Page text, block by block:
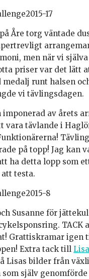
Åre torg väntade
men när vi
priser var det lätt
medalj runt halsen
vi tävlingsdagen.
imponerad av årets
vara tävlande i
på topp! Jag kan
ha detta lopp som
testa.
Susanne för
TACK
Grattiskramar igen
Extra tack till Lisa
Lisas bilder från
själv